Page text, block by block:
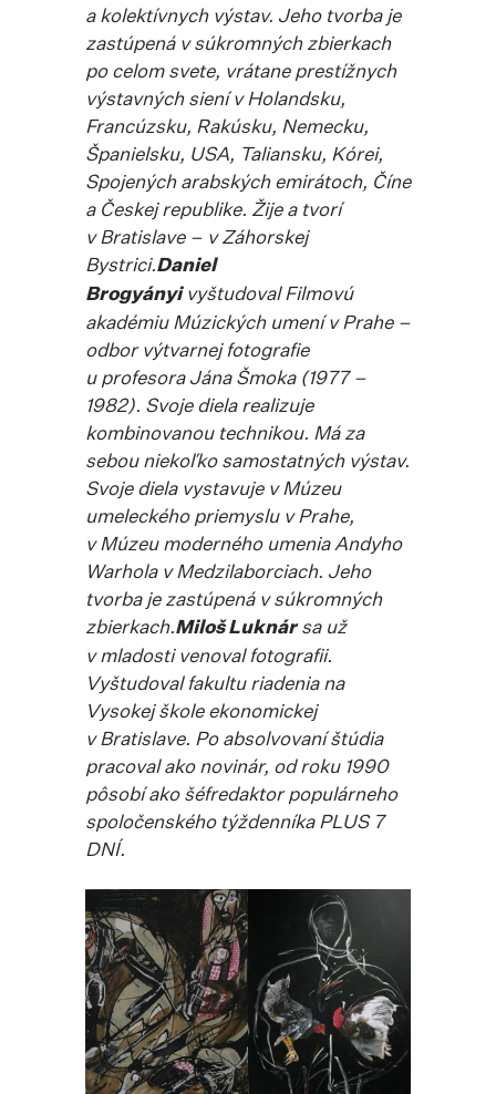
a kolektívnych výstav. Jeho tvorba je
zastúpená v súkromných zbierkach
po celom svete, vrátane prestížnych
výstavných siení v Holandsku,
Francúzsku, Rakúsku, Nemecku,
Španielsku, USA, Taliansku, Kórei,
Spojených arabských emirátoch, Číne
a Českej republike. Žije a tvorí
v Bratislave – v Záhorskej
Bystrici.Daniel
Brogyányivyštudoval Filmovú
akadémiu Múzických umení v Prahe –
odbor výtvarnej fotografie
u profesora Jána Šmoka (1977 –
1982). Svoje diela realizuje
kombinovanou technikou. Má za
sebou niekoľko samostatných výstav.
Svoje diela vystavuje v Múzeu
umeleckého priemyslu v Prahe,
v Múzeu moderného umenia Andyho
Warhola v Medzilaborciach. Jeho
tvorba je zastúpená v súkromných
zbierkach.Miloš Luknársa už
v mladosti venoval fotografii.
Vyštudoval fakultu riadenia na
Vysokej škole ekonomickej
v Bratislave. Po absolvovaní štúdia
pracoval ako novinár, od roku 1990
pôsobí ako šéfredaktor populárneho
spoločenského týždenníka PLUS 7
DNÍ.